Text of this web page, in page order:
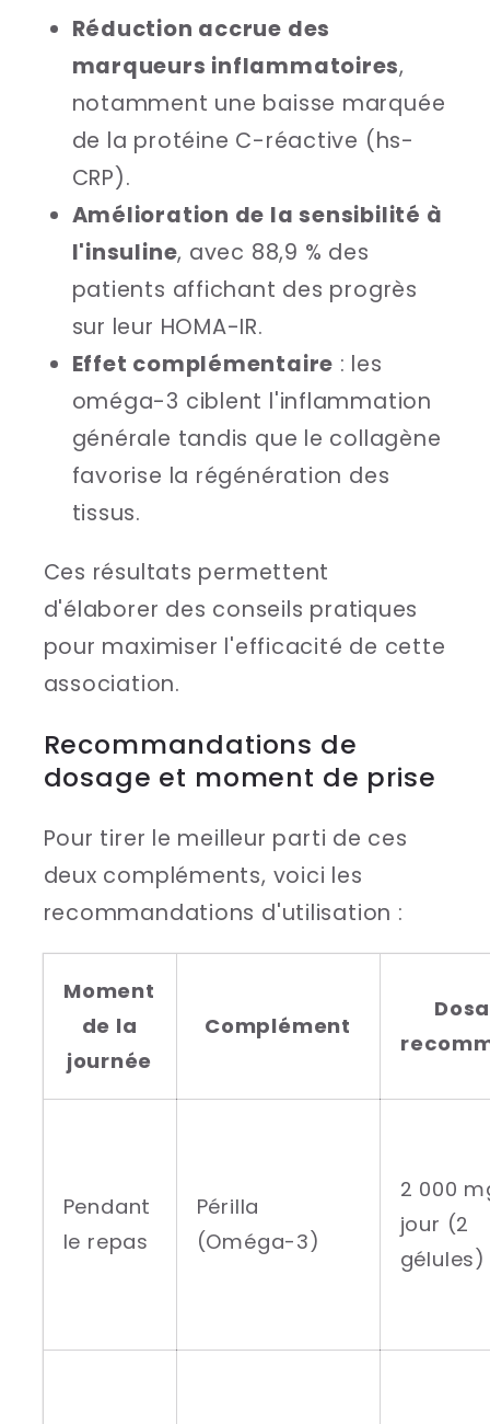
Réduction accrue des
marqueurs inflammatoires,
notamment une baisse marquée
de la protéine C-réactive (hs-
CRP).
Amélioration de la sensibilité à
l'insuline, avec 88,9 % des
patients affichant des progrès
sur leur HOMA-IR.
Effet complémentaire : les
oméga-3 ciblent l'inflammation
générale tandis que le collagène
favorise la régénération des
tissus.
Ces résultats permettent
d'élaborer des conseils pratiques
pour maximiser l'efficacité de cette
association.
Recommandations de
dosage et moment de prise
Pour tirer le meilleur parti de ces
deux compléments, voici les
recommandations d'utilisation :
Moment
de la
journée
Complément
Pendant
le repas
Périlla
(Oméga-3)
2 000
jour (2
gélules)